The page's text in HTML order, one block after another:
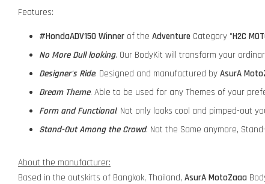
Features:
#HondaADV150 Winner of the Adventure Category "H2C
No More Dull looking. Our BodyKit will transform your
Designer's Ride. Designed and manufactured by AsurA
Dream Theme. Able to be used for any Themes of your
Form and Functional. Not only looks cool and pimped-out
Stand-Out Among the Crowd. Not the Same anymore,
About the manufacturer:
Based in the outskirts of Bangkok, Thailand, AsurA MotoZaaa